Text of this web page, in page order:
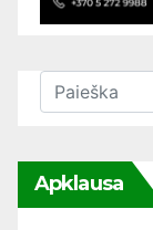
Apklausa